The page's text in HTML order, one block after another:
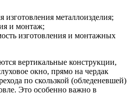
изготовления металлоизделия;
и монтаж;
изготовления и монтажных
вертикальные конструкции,
окно, прямо на чердак
по скользкой (обледеневшей)
Это особенно важно в